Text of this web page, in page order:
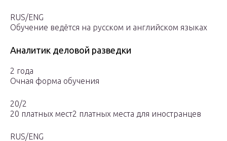
RUS/ENG
Обучение ведётся на русском и английском языках
Аналитик деловой разведки
2 года
Очная форма обучения
20/2
20 платных мест2 платных места для иностранцев
RUS/ENG